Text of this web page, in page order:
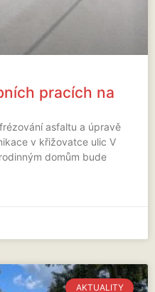
pracích na
asfaltu a úpravě
v křižovatce ulic V
domům bude
AKTUALITY